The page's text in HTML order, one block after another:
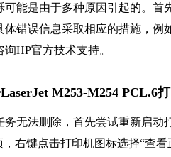
可能是由于多种原因引起的。
体错误信息采取相应的措施，
HP官方技术支持。
M253-M254 PCL.6
无法删除，首先尝试重新启动
，右键点击打印机图标选择“查